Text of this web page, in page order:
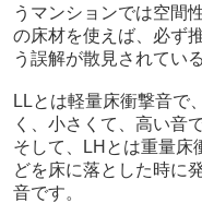
うマンションでは空間
の床材を使えば、必ず
う誤解が散見されてい
LLとは軽量床衝撃音で
く、小さくて、高い音で
そして、LHとは重量床
どを床に落とした時に
音です。